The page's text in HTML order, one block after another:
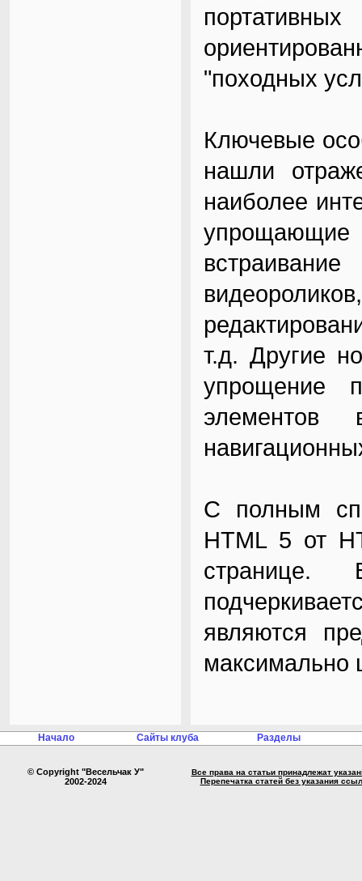
"походных
Ключевые
нашли
наиболее
упрощающие
т.д. Другие
упрощение
элементов
С полным
HTML 5 от
странице. В
являются
максимально
Начало Сайты клуба Разделы
© Copyright "Весельчак У"
2002-2024
Все права на статьи принадлежат
Перепечатка статей без указания